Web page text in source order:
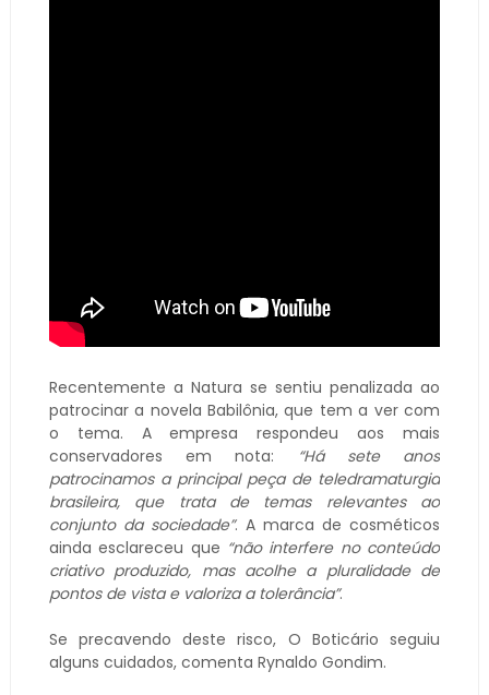
Recentemente a Natura se sentiu penalizada ao
patrocinar a novela Babilônia, que tem a ver com
o tema. A empresa respondeu aos mais
conservadores em nota:
“Há sete anos
patrocinamos a principal peça de teledramaturgia
brasileira, que trata de temas relevantes ao
conjunto da sociedade”. A marca de cosméticos
ainda esclareceu que “não interfere no conteúdo
criativo produzido, mas acolhe a pluralidade de
pontos de vista e valoriza a tolerância”.
Se precavendo deste risco, O Boticário seguiu
alguns cuidados, comenta Rynaldo Gondim.